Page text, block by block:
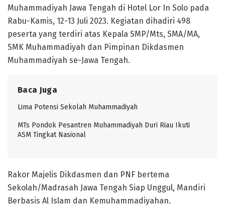
Muhammadiyah Jawa Tengah di Hotel Lor In Solo pada
Rabu-Kamis, 12-13 Juli 2023. Kegiatan dihadiri 498
peserta yang terdiri atas Kepala SMP/Mts, SMA/MA,
SMK Muhammadiyah dan Pimpinan Dikdasmen
Muhammadiyah se-Jawa Tengah.
Baca Juga
Lima Potensi Sekolah Muhammadiyah
MTs Pondok Pesantren Muhammadiyah Duri Riau Ikuti
ASM Tingkat Nasional
Rakor Majelis Dikdasmen dan PNF bertema
Sekolah/Madrasah Jawa Tengah Siap Unggul, Mandiri
Berbasis Al Islam dan Kemuhammadiyahan.